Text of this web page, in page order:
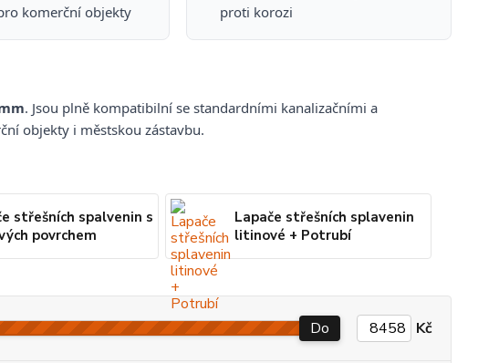
komerční objekty
proti korozi
. Jsou plně kompatibilní se standardními kanalizačními a
objekty i městskou zástavbu.
střešních spalvenin s
povrchem
Lapače střešních splavenin
litinové + Potrubí
Do Kč